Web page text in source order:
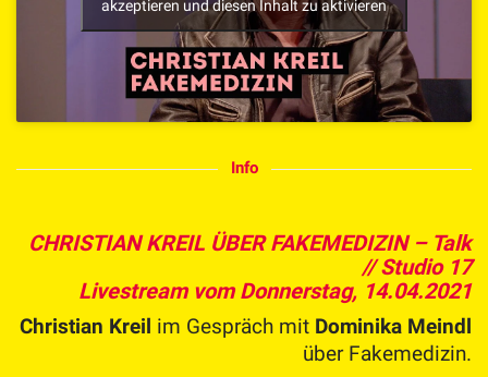
akzeptieren und diesen Inhalt zu aktivieren
Info
CHRISTIAN KREIL ÜBER FAKEMEDIZIN – Talk
// Studio 17
Livestream vom Donnerstag, 14.04.2021
Christian Kreil im Gespräch mit Dominika Meindl
über Fakemedizin.